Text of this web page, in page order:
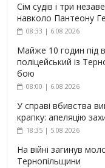
Сім судів і три
навколо Пантеону
08:33 | 6.08.2026
Майже 10 годин під
поліцейський із
бою
08:00 | 6.08.2026
У справі вбивства
крапку: апеляцію
18:35 | 5.08.2026
На війні загинув
Тернопільщини